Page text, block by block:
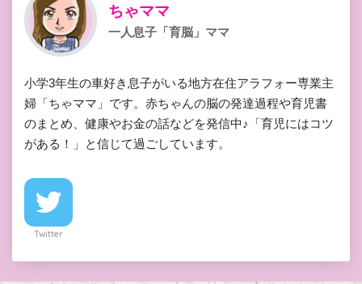
ちゃママ
一人息子「育脳」ママ
小学3年生の車好き息子がいる地方在住アラフォー専業主
婦「ちゃママ」です。赤ちゃんの脳の発達過程や育児書
のまとめ、健康やお金の話などを発信中♪「育児にはコツ
がある！」と信じて過ごしています。
Twitter